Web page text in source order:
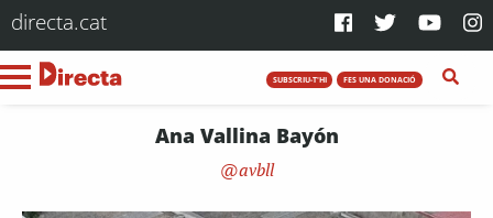
directa.cat
SUBSCRIU-T'HI FES UNA DONACIÓ
Ana Vallina Bayón
avbll